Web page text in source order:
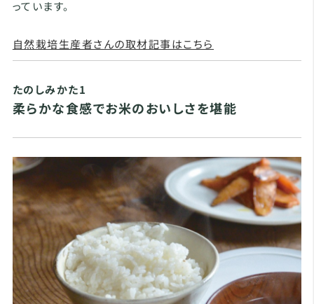
っています。
自然栽培生産者さんの取材記事はこちら
たのしみかた1
柔らかな食感でお米のおいしさを堪能